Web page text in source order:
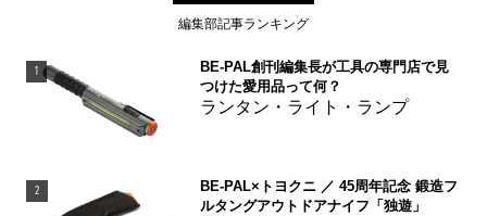
編集部記事ランキング
1
BE-PAL創刊編集長が工具の専門店で見
つけた愛用品って何？
ランタン・ライト・ランプ
2
BE-PAL×トヨクニ ／ 45周年記念 鍛造フ
ルタングアウトドアナイフ「独遊」